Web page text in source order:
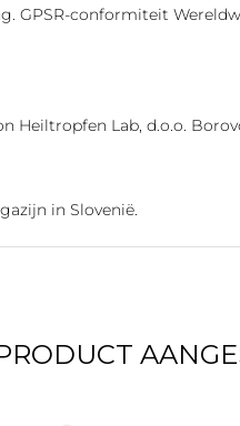
GPSR-conformiteit
Lab, d.o.o.
in Slovenië.